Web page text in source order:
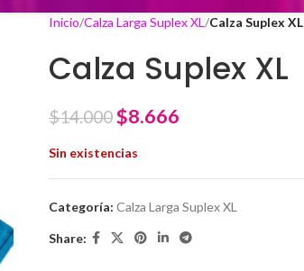
Inicio Calza Larga Suplex XL Calza Suplex XL
Calza Suplex XL
$14.000$8.666
Sin existencias
Categoría: Calza Larga Suplex XL
Share: